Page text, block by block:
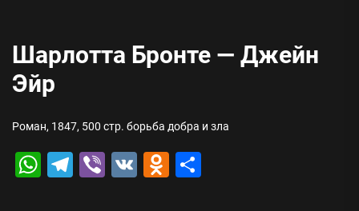
Шарлотта Бронте — Джейн
Эйр
Роман, 1847, 500 стр. борьба добра и зла
WhatsApp
Telegram
Viber
VK Odnoklassniki